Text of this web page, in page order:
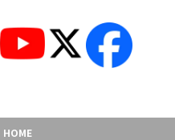
HOME